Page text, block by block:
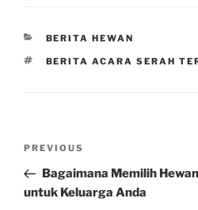
CATEGORIES
BERITA HEWAN
TAGS
BERITA ACARA SERAH
Previous
Post
PREVIOUS
Bagaimana Memilih
untuk Keluarga Anda